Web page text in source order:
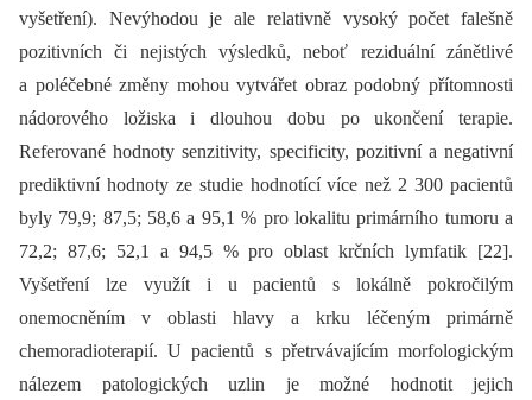
vyšetření). Nevýhodou je ale relativně vysoký počet falešně
pozitivních či nejistých výsledků, neboť reziduální zánětlivé
a poléčebné změny mohou vytvářet obraz podobný přítomnosti
nádorového ložiska i dlouhou dobu po ukončení terapie.
Referované hodnoty senzitivity, specificity, pozitivní a negativní
prediktivní hodnoty ze studie hodnotící více než 2 300 pacientů
byly 79,9; 87,5; 58,6 a 95,1 % pro lokalitu primárního tumoru a
72,2; 87,6; 52,1 a 94,5 % pro oblast krčních lymfatik [22].
Vyšetření lze využít i u pacientů s lokálně pokročilým
onemocněním v oblasti hlavy a krku léčeným primárně
chemoradioterapií. U pacientů s přetrvávajícím morfologickým
nálezem patologických uzlin je možné hodnotit jejich